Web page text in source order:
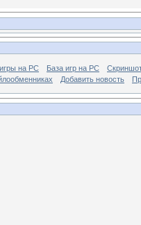
на PC База игр на РС
Добавить новость